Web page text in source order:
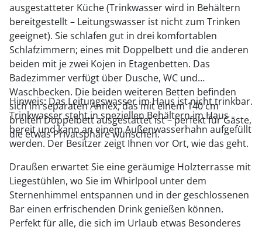
ausgestatteter Küche (Trinkwasser wird in Behältern
bereitgestellt – Leitungswasser ist nicht zum Trinken
geeignet). Sie schlafen gut in drei komfortablen
Schlafzimmern; eines mit Doppelbett und die anderen
beiden mit je zwei Kojen in Etagenbetten. Das
Badezimmer verfügt über Dusche, WC und
Waschbecken. Die beiden weiteren Betten befinden
sich im separaten Annex, das mit einem 140 cm
breiten Doppelbett ausgestattet ist – perfekt für Gäste,
die etwas Privatsphäre wünschen.
Hinweis: Das Leitungswasser im Haus ist nicht trinkbar.
Trinkwasser steht in speziellen Behältern im Haus
bereit und kann an einem Außenwasserhahn aufgefüllt
werden. Der Besitzer zeigt Ihnen vor Ort, wie das geht.
Draußen erwartet Sie eine geräumige Holzterrasse mit
Liegestühlen, wo Sie im Whirlpool unter dem
Sternenhimmel entspannen und in der geschlossenen
Bar einen erfrischenden Drink genießen können.
Perfekt für alle, die sich im Urlaub etwas Besonderes